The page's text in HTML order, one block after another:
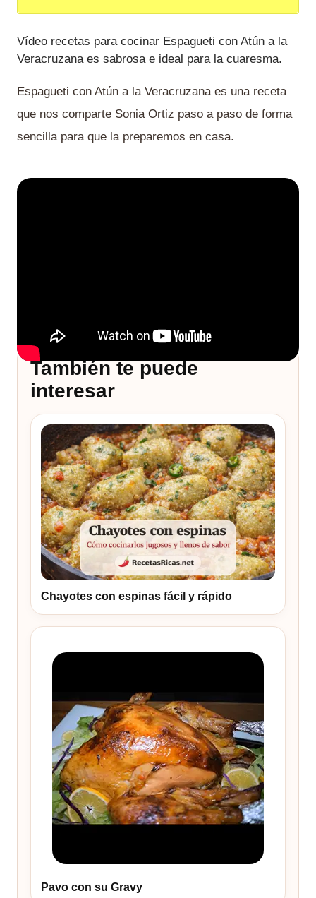
Vídeo recetas para cocinar Espagueti con Atún a la
Veracruzana es sabrosa e ideal para la cuaresma.
Espagueti con Atún a la Veracruzana es una receta
que nos comparte Sonia Ortiz paso a paso de forma
sencilla para que la preparemos en casa.
También te puede
interesar
Chayotes con espinas fácil y rápido
Pavo con su Gravy